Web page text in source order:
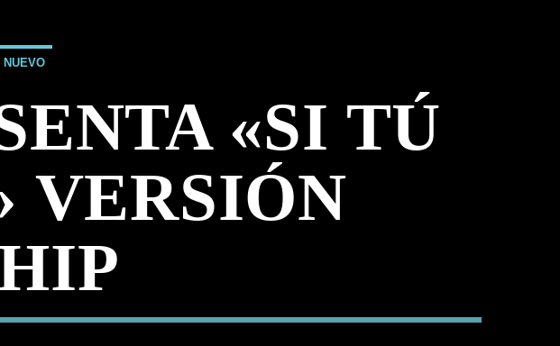
NUEVO
«SI TÚ
VERSIÓN